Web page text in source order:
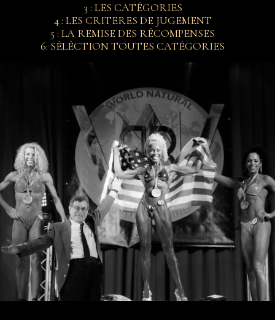
3 : LES CATÉGORIES
4 : LES CRITERES DE JUGEMENT
5 : LA REMISE DES RÉCOMPENSES
6: SÉLÉCTION TOUTES CATÉGORIES